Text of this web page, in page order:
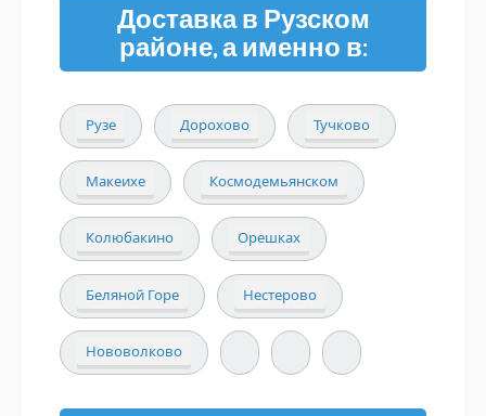
Доставка в Рузском
районе, а именно в:
Рузе Дорохово Тучково
Макеихе Космодемьянском
Колюбакино Орешках
Беляной Горе Нестерово
Нововолково